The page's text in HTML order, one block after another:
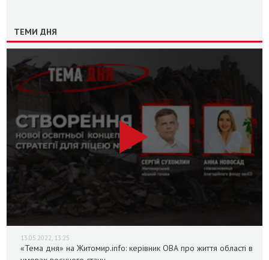
ТЕМИ ДНЯ
13.05.2022, 13:25
«Тема дня» на Житомир.info: керівник ОВА про життя області в